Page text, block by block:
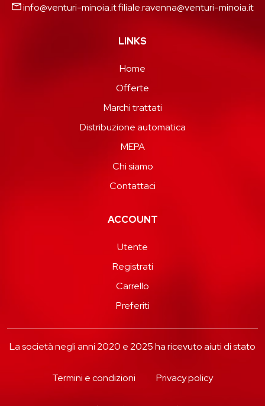
info@venturi-minoia.itfiliale.ravenna@venturi-minoia.it
LINKS
Home
Offerte
Marchi trattati
Distribuzione automatica
MEPA
Chi siamo
Contattaci
ACCOUNT
Utente
Registrati
Carrello
Preferiti
La società negli anni 2020 e 2025 ha ricevuto aiuti di stato
Termini e condizioni Privacy policy